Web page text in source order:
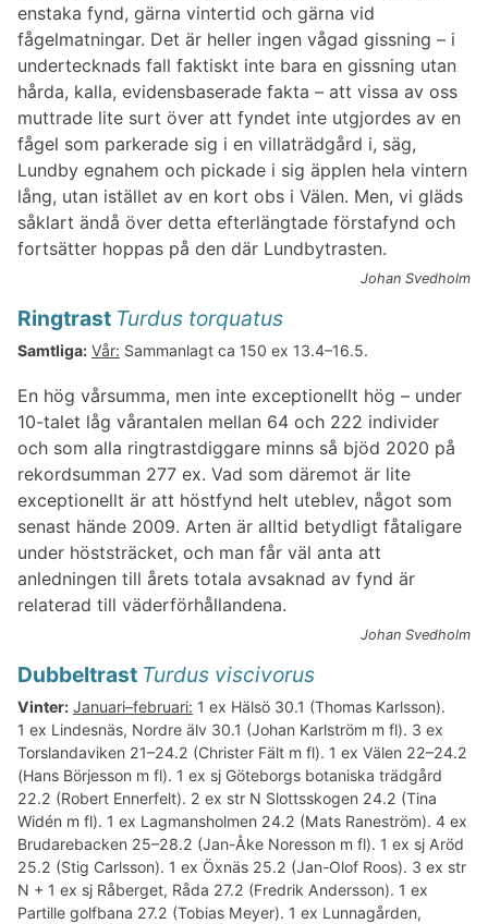
enstaka fynd, gärna vintertid och gärna vid
fågelmatningar. Det är heller ingen vågad gissning – i
undertecknads fall faktiskt inte bara en gissning utan
hårda, kalla, evidensbaserade fakta – att vissa av oss
muttrade lite surt över att fyndet inte utgjordes av en
fågel som parkerade sig i en villaträdgård i, säg,
Lundby egnahem och pickade i sig äpplen hela vintern
lång, utan istället av en kort obs i Välen. Men, vi gläds
såklart ändå över detta efterlängtade förstafynd och
fortsätter hoppas på den där Lundbytrasten.
Johan Svedholm
Ringtrast Turdus torquatus
Samtliga: Vår: Sammanlagt ca 150 ex 13.4–16.5.
En hög vårsumma, men inte exceptionellt hög – under
10-talet låg vårantalen mellan 64 och 222 individer
och som alla ringtrastdiggare minns så bjöd 2020 på
rekordsumman 277 ex. Vad som däremot är lite
exceptionellt är att höstfynd helt uteblev, något som
senast hände 2009. Arten är alltid betydligt fåtaligare
under höststräcket, och man får väl anta att
anledningen till årets totala avsaknad av fynd är
relaterad till väderförhållandena.
Johan Svedholm
Dubbeltrast Turdus viscivorus
Vinter: Januari–februari: 1 ex Hälsö 30.1 (Thomas Karlsson).
1 ex Lindesnäs, Nordre älv 30.1 (Johan Karlström m fl). 3 ex
Torslandaviken 21–24.2 (Christer Fält m fl). 1 ex Välen 22–24.2
(Hans Börjesson m fl). 1 ex sj Göteborgs botaniska trädgård
22.2 (Robert Ennerfelt). 2 ex str N Slottsskogen 24.2 (Tina
Widén m fl). 1 ex Lagmansholmen 24.2 (Mats Raneström). 4 ex
Brudarebacken 25–28.2 (Jan-Åke Noresson m fl). 1 ex sj Aröd
25.2 (Stig Carlsson). 1 ex Öxnäs 25.2 (Jan-Olof Roos). 3 ex str
N + 1 ex sj Råberget, Råda 27.2 (Fredrik Andersson). 1 ex
Partille golfbana 27.2 (Tobias Meyer). 1 ex Lunnagården,